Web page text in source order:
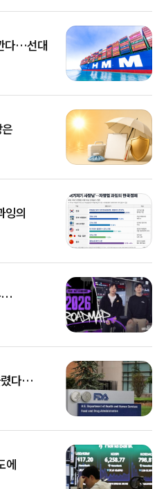
다…선대
잉의
…
렸다…
에